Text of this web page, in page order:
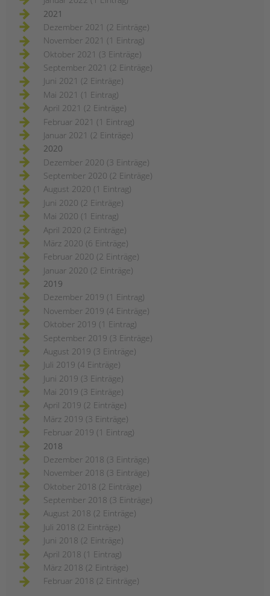
2021
Dezember 2021 (2 Einträge)
November 2021 (1 Eintrag)
Oktober 2021 (3 Einträge)
September 2021 (2 Einträge)
Juni 2021 (2 Einträge)
Mai 2021 (1 Eintrag)
April 2021 (2 Einträge)
Februar 2021 (1 Eintrag)
Januar 2021 (2 Einträge)
2020
Dezember 2020 (3 Einträge)
September 2020 (2 Einträge)
August 2020 (1 Eintrag)
Juni 2020 (2 Einträge)
Mai 2020 (1 Eintrag)
April 2020 (2 Einträge)
März 2020 (6 Einträge)
Februar 2020 (2 Einträge)
Januar 2020 (2 Einträge)
2019
Dezember 2019 (1 Eintrag)
November 2019 (4 Einträge)
Oktober 2019 (1 Eintrag)
September 2019 (3 Einträge)
August 2019 (3 Einträge)
Juli 2019 (4 Einträge)
Juni 2019 (3 Einträge)
Mai 2019 (3 Einträge)
April 2019 (2 Einträge)
März 2019 (3 Einträge)
Februar 2019 (1 Eintrag)
2018
Dezember 2018 (3 Einträge)
November 2018 (3 Einträge)
Oktober 2018 (2 Einträge)
September 2018 (3 Einträge)
August 2018 (2 Einträge)
Juli 2018 (2 Einträge)
Juni 2018 (2 Einträge)
April 2018 (1 Eintrag)
März 2018 (2 Einträge)
Februar 2018 (2 Einträge)